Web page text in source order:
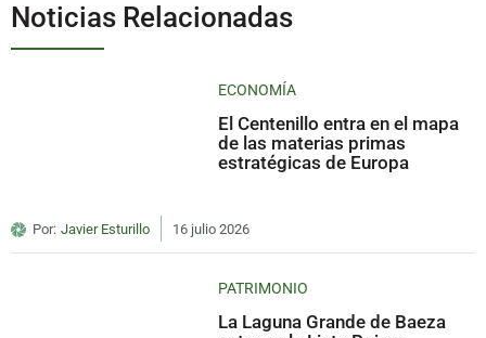
Noticias Relacionadas
ECONOMÍA
El Centenillo entra en el mapa
de las materias primas
estratégicas de Europa
Por: Javier Esturillo 16 julio 2026
PATRIMONIO
La Laguna Grande de Baeza